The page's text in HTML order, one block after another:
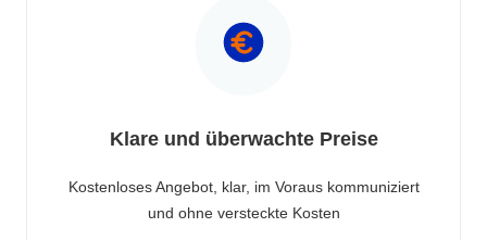
Klare und überwachte Preise
Kostenloses Angebot, klar, im Voraus kommuniziert
und ohne versteckte Kosten